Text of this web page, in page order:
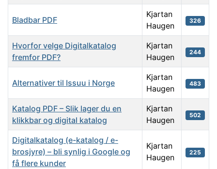
Bladbar PDF
Kjartan
Haugen
326
Hvorfor velge Digitalkatalog
fremfor PDF?
Kjartan
Haugen
244
Alternativer til Issuu i Norge
Kjartan
Haugen
483
Katalog PDF – Slik lager du en
klikkbar og digital katalog
Kjartan
Haugen
502
Digitalkatalog (e-katalog / e-
brosjyre) – bli synlig i Google og
få flere kunder
Kjartan
Haugen
225